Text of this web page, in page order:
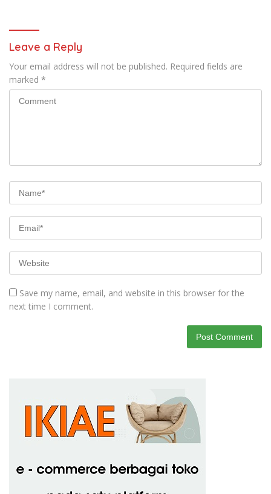
Leave a Reply
Your email address will not be published. Required fields are
marked *
Save my name, email, and website in this browser for the
next time I comment.